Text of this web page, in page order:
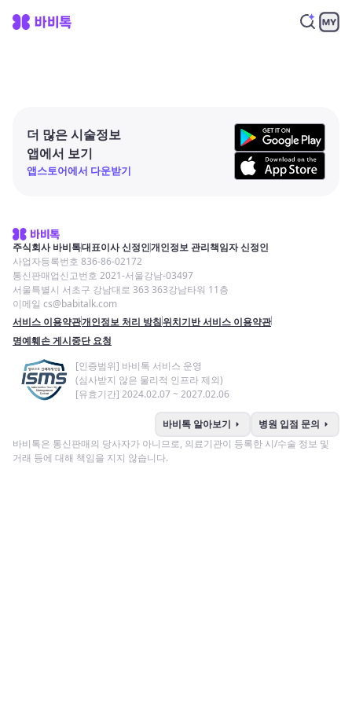
더 많은 시술정보
앱에서 보기
앱스토어에서 다운받기
주식회사 바비톡대표이사 신정인개인정보 관리책임자 신정인
사업자등록번호 836-86-02172
통신판매업신고번호 2021-서울강남-03497
서울특별시 서초구 강남대로 363 363강남타워 11층
이메일 cs@babitalk.com
서비스 이용약관개인정보 처리 방침위치기반 서비스 이용약관
명예훼손 게시중단 요청
[인증범위] 바비톡 서비스 운영
(심사받지 않은 물리적 인프라 제외)
[유효기간] 2024.02.07 ~ 2027.02.06
바비톡 알아보기 arrow_right 병원 입점 문의 arrow_right
바비톡은 통신판매의 당사자가 아니므로, 의료기관이 등록한 시/수술 정보 및
거래 등에 대해 책임을 지지 않습니다.